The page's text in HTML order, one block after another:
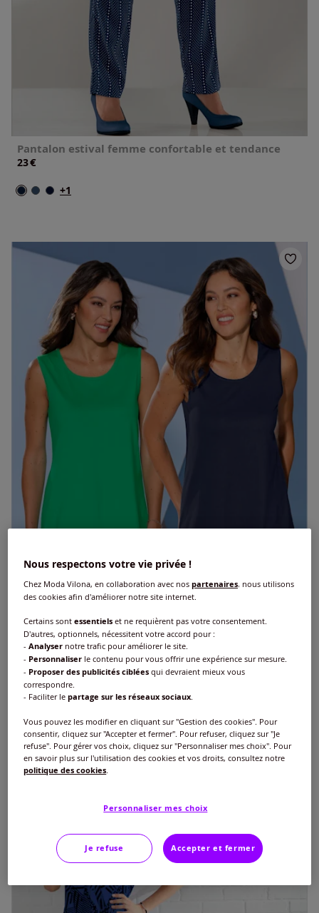
Pantalon estival femme confortable et tendance
23€
+1
Débardeur long jolie coupe longue moderne
20 €
+1
Nous respectons votre vie privée !
Chez Moda Vilona, en collaboration avec nospartenaires, nous utilisons
des cookies afin d'améliorer notre site internet.
Certains sontessentiels et ne requièrent pas votre consentement.
D'autres, optionnels, nécessitent votre accord pour :
-Analyser notre trafic pour améliorer le site.
- Personnaliser le contenu pour vous offrir une expérience sur mesure.
- Proposer des publicités ciblées qui devraient mieux vous
correspondre.
- Faciliter lepartage sur les réseaux sociaux.
Vous pouvez les modifier en cliquant sur "Gestion des cookies". Pour
consentir, cliquez sur "Accepter et fermer". Pour refuser, cliquez sur "Je
refuse". Pour gérer vos choix, cliquez sur "Personnaliser mes choix". Pour
en savoir plus sur l'utilisation des cookies et vos droits, consultez notre
politique des cookies.
Personnaliser mes choix
Je refuse Accepter et fermer